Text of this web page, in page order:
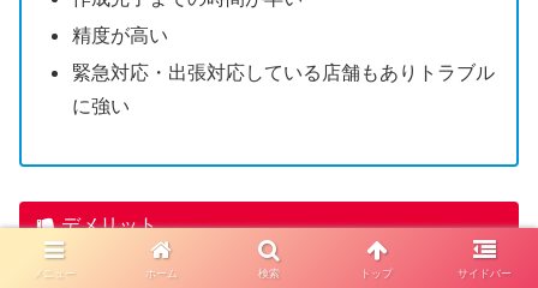
精度が高い
緊急対応・出張対応している店舗もありトラブル
に強い
デメリット
一部のディンプルキーは店舗で合鍵作成できない
メニュー ホーム 検索 トップ サイドバー